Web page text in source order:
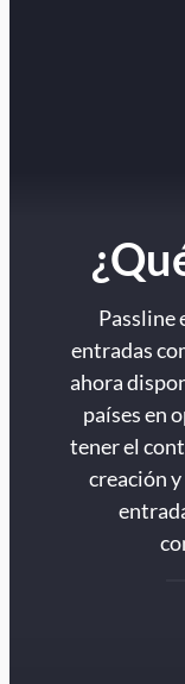
Passline
entradas
ahora
países en
tener el
creación